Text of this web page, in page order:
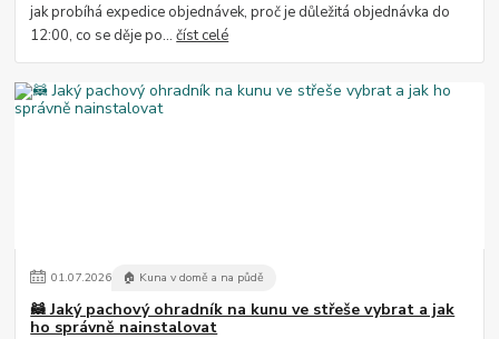
jak probíhá expedice objednávek, proč je důležitá objednávka do
12:00, co se děje po...číst celé
01.07.2026 🏠 Kuna v domě a na půdě
🦝 Jaký pachový ohradník na kunu ve střeše vybrat a jak
ho správně nainstalovat